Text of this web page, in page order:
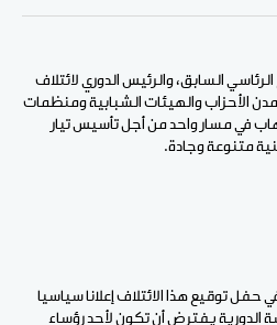
WhatsApp
الإيميل
السابق، والرئيس الدوري لائتلاف
الأحزاب والهيئات الشبابية ومنظمات
في مسار واحد من أجل تأسيس تيار
متنوعة وجادة.
توقيع هذا الائتلاف إعلانا سياسيا
الدورية يفترض أن تكون لأحد رؤساء